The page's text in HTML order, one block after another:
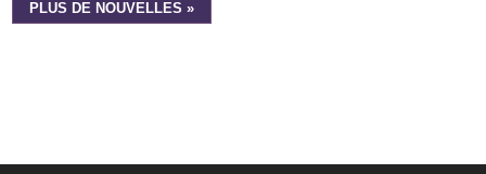
PLUS DE NOUVELLES »